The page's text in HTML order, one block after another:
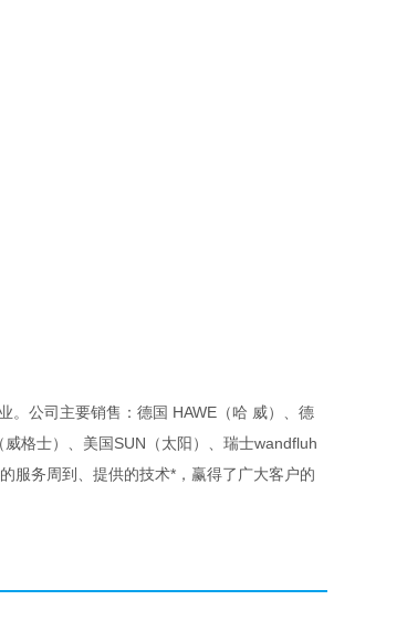
。公司主要销售：德国 HAWE（哈 威）、德
格士）、美国SUN（太阳）、瑞士wandfluh
服务周到、提供的技术*，赢得了广大客户的